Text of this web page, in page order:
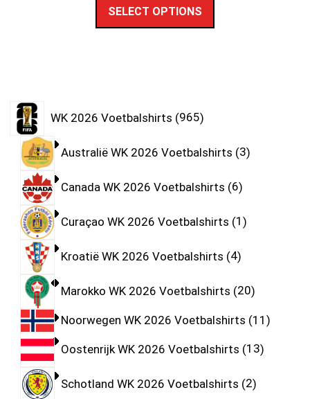
SELECT OPTIONS
WK 2026 Voetbalshirts 965
Australië WK 2026 Voetbalshirts 3
Canada WK 2026 Voetbalshirts 6
Curaçao WK 2026 Voetbalshirts 1
Kroatië WK 2026 Voetbalshirts 4
Marokko WK 2026 Voetbalshirts 20
Noorwegen WK 2026 Voetbalshirts 11
Oostenrijk WK 2026 Voetbalshirts 13
Schotland WK 2026 Voetbalshirts 2